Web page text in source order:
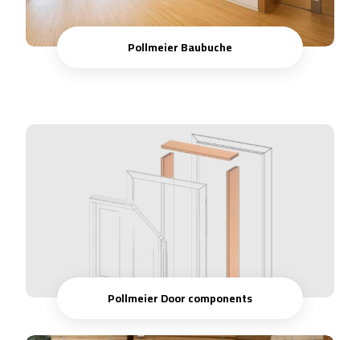
Pollmeier Baubuche
Pollmeier Door components